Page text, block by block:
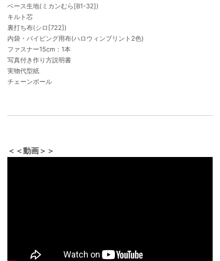
ベース生地(ミカンむら[B1-32])
キルト芯
裏打ち布(シロ[722])
内袋・パイピング用布(ハロウィンプリント2色)
ファスナー15cm：1本
写真付き作り方説明書
実物代型紙
チェーンボール
＜＜動画＞＞